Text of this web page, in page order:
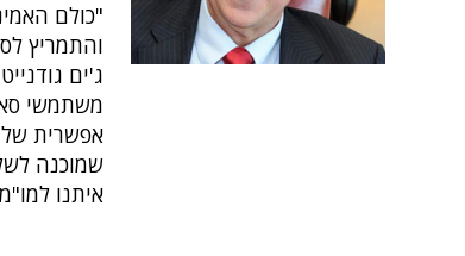
"כולם
והתמריץ
ג'ים
משתמשי
אפשרית של
איתנו